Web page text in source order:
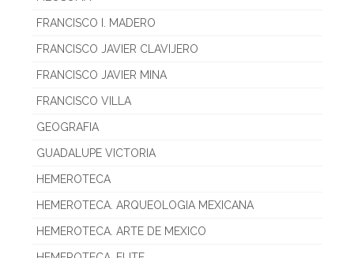
FRANCISCO I. MADERO
FRANCISCO JAVIER CLAVIJERO
FRANCISCO JAVIER MINA
FRANCISCO VILLA
GEOGRAFIA
GUADALUPE VICTORIA
HEMEROTECA
HEMEROTECA. ARQUEOLOGIA MEXICANA
HEMEROTECA. ARTE DE MEXICO